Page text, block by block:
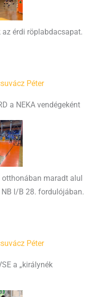
az érdi röplabdacsapat.
Péter
a NEKA vendégeként
maradt alul
I/B 28. fordulójában.
Péter
a „királynék